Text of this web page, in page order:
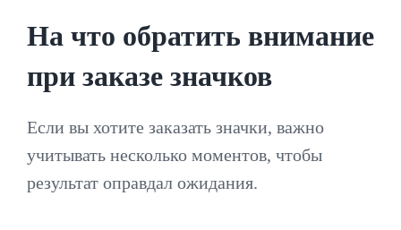
На что обратить внимание
при заказе значков
Если вы хотите заказать значки, важно
учитывать несколько моментов, чтобы
результат оправдал ожидания.